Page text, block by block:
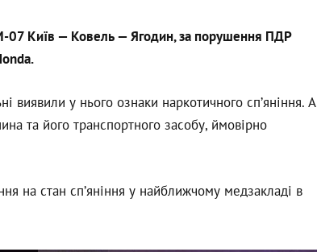
07 Київ — Ковель — Ягодин, за порушення ПДР
.
виявили у нього ознаки наркотичного сп’яніння. А
та його транспортного засобу, ймовірно
на стан сп’яніння у найближчому медзакладі в